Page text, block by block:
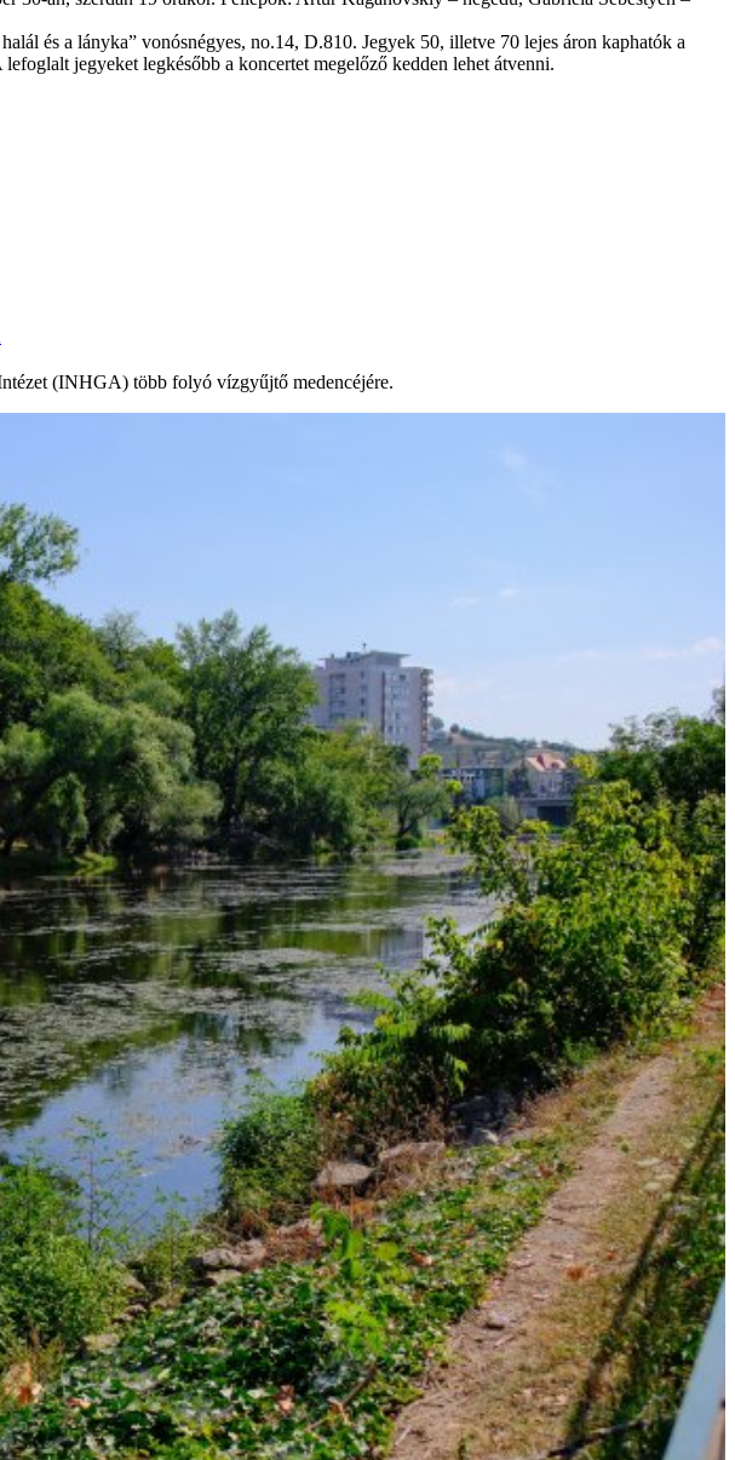
és a lányka” vonósnégyes, no.14, D.810. Jegyek 50, illetve 70 lejes áron kaphatók a
jegyeket legkésőbb a koncertet megelőző kedden lehet átvenni.
(INHGA) több folyó vízgyűjtő medencéjére.